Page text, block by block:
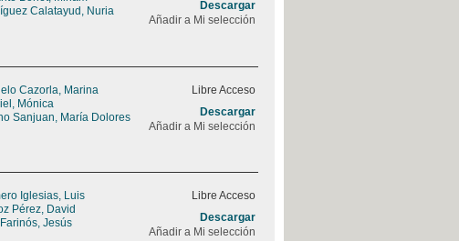
Calatayud, Nuria
Descargar
Añadir a Mi selección
Cazorla, Marina
Mónica
Sanjuan, María Dolores
Libre Acceso
Descargar
Añadir a Mi selección
Iglesias, Luis
Pérez, David
Jesús
Libre Acceso
Descargar
Añadir a Mi selección